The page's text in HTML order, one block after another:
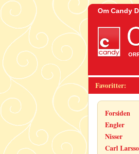
Om Candy
Favoritter:
Forsiden
Engler
Nisser
Carl